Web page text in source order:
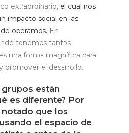
extraordinario, el cual nos
impacto social en las
operamos. En
tenemos tantos
una forma magnífica para
promover el desarrollo.
están
es diferente? Por
notado que los
el espacio de